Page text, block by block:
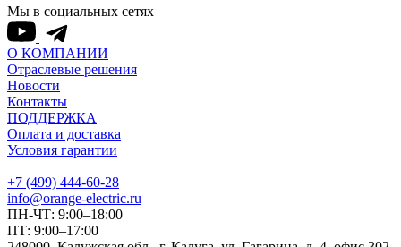
Мы в социальных сетях
О КОМПАНИИ
Отраслевые решения
Новости
Контакты
ПОДДЕРЖКА
Оплата и доставка
Условия гарантии
+7 (499) 444-60-28
info@orange-electric.ru
ПН-ЧТ: 9:00–18:00
ПТ: 9:00–17:00